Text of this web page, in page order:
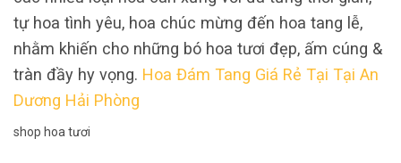
tự hoa tình yêu, hoa chúc mừng đến hoa tang lễ,
nhằm khiến cho những bó hoa tươi đẹp, ấm cúng &
tràn đầy hy vọng. Hoa Đám Tang Giá Rẻ Tại Tại An
Dương Hải Phòng
shop hoa tươi